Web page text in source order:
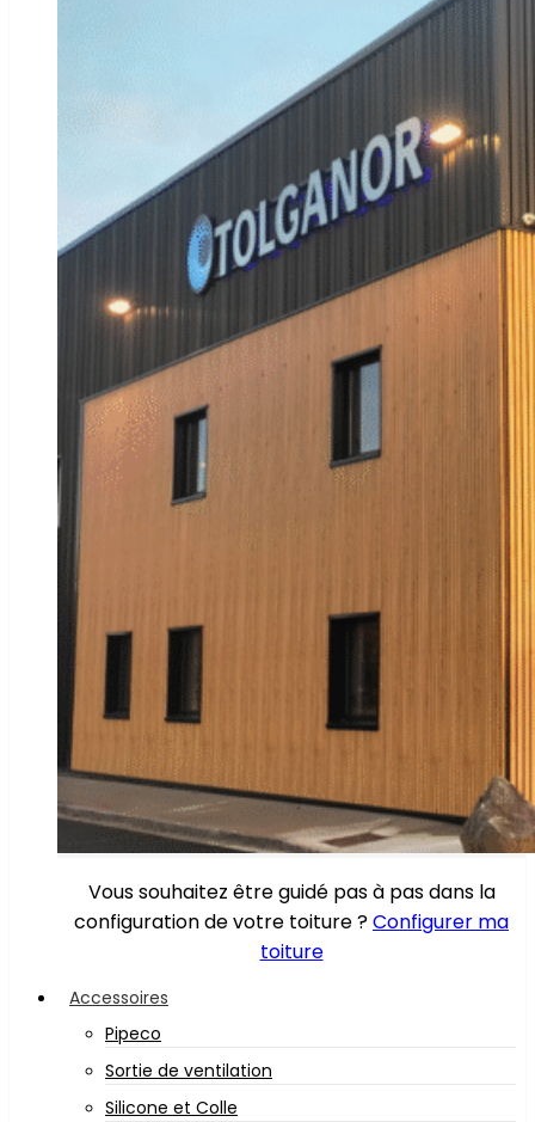
Vous souhaitez être guidé pas à pas dans la
configuration de votre toiture ?Configurer ma
toiture
Accessoires
Pipeco
Sortie de ventilation
Silicone et Colle